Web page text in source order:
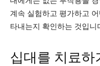
계속 실험하고 평가하고
타내는지 확인하는 것입니
십대를 치료하